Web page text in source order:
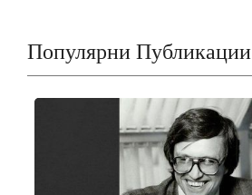
Популярни Публикации